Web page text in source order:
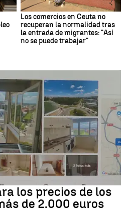
Los comercios en Ceuta no
recuperan la normalidad tras
la entrada de migrantes: "Así
no se puede trabajar"
los precios de los
de 2.000 euros